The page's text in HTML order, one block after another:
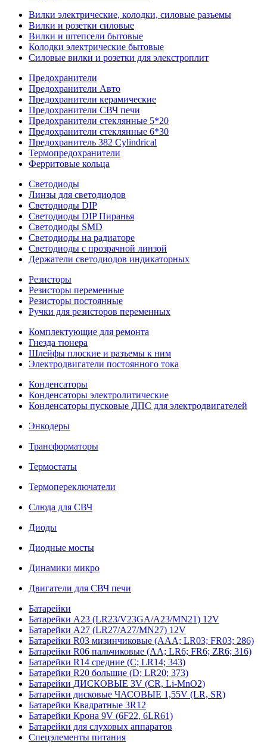
Вилки электрические, колодки, силовые разъемы
Вилки и розетки силовые
Вилки и штепсели бытовые
Колодки электрические бытовые
Силовые вилки и розетки для элекстроплит
Предохранители
Предохранители Авто
Предохранители керамические
Предохранители СВЧ печи
Предохранители стеклянные 5*20
Предохранители стеклянные 6*30
Предохранитель 382 Cylindrical
Термопредохранители
Ферритовые кольца
Светодиоды
Линзы для светодиодов
Светодиоды DIP
Светодиоды DIP Пиранья
Светодиоды SMD
Светодиоды на радиаторе
Светодиоды с прозрачной линзой
Держатели светодиодов индикаторных
Резисторы
Резисторы переменные
Резисторы постоянные
Ручки для резисторов переменных
Комплектующие для ремонта
Гнезда тюнера
Шлейфы плоские и разъемы к ним
Электродвигатели постоянного тока
Конденсаторы
Конденсаторы электролитические
Конденсаторы пусковые ДПС для электродвигателей
Энкодеры
Трансформаторы
Термостаты
Термопереключатели
Слюда для СВЧ
Диоды
Диодные мосты
Динамики микро
Двигатели для СВЧ печи
Батарейки
Батарейки A23 (LR23/V23GA/A23/MN21) 12V
Батарейки A27 (LR27/A27/MN27) 12V
Батарейки R03 мизинчиковые (AAA; LR03; FR03; 286)
Батарейки R06 пальчиковые (AA; LR6; FR6; ZR6; 316)
Батарейки R14 средние (C; LR14; 343)
Батарейки R20 большие (D; LR20; 373)
Батарейки ДИСКОВЫЕ 3V (CR, Li-MnO2)
Батарейки дисковые ЧАСОВЫЕ 1,55V (LR, SR)
Батарейки Квадратные 3R12
Батарейки Крона 9V (6F22, 6LR61)
Батарейки для слуховых аппаратов
Спецэлементы питания